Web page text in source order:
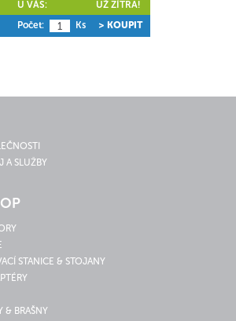
U VÁS:
UŽ ZÍTRA!
Počet:
Ks > KOUPIT
A SLUŽBY
STANICE & STOJANY
& BRAŠNY